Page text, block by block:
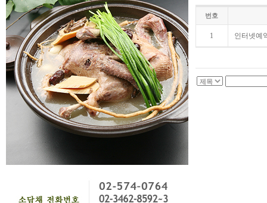
번호
1 인터넷예